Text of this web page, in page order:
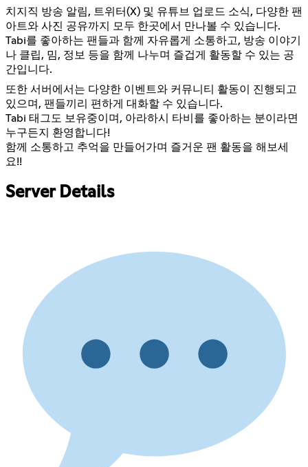
치지직 방송 알림, 트위터(X) 및 유튜브 업로드 소식, 다양한 팬
아트와 사진 공유까지 모두 한곳에서 만나볼 수 있습니다.
Tabi를 좋아하는 팬들과 함께 자유롭게 소통하고, 방송 이야기
나 클립, 밈, 정보 등을 함께 나누며 즐겁게 활동할 수 있는 공
간입니다.
또한 서버에서는 다양한 이벤트와 커뮤니티 활동이 진행되고
있으며, 팬들끼리 편하게 대화할 수 있습니다.
Tabi 태그도 보유중이며, 아라하시 타비를 좋아하는 분이라면
누구든지 환영합니다!
함께 소통하고 추억을 만들어가며 즐거운 팬 활동을 해보세
요!!
Server Details